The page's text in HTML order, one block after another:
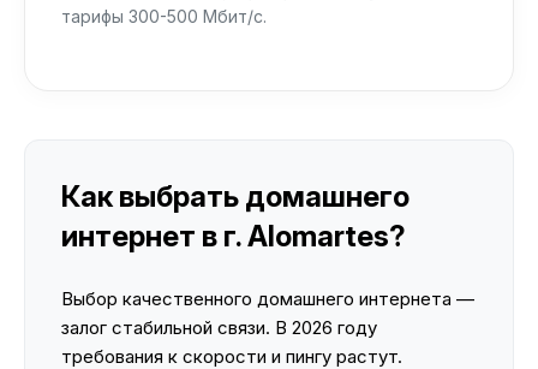
тарифы 300-500 Мбит/с.
Как выбрать домашнего
интернет в г. Alomartes?
Выбор качественного домашнего интернета —
залог стабильной связи. В 2026 году
требования к скорости и пингу растут.